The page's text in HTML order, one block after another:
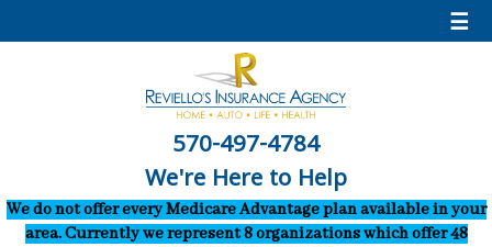
☰
570-497-4784
We're Here to Help
We do not offer every Medicare Advantage plan available in your
area. Currently we represent 8 organizations which offer 48